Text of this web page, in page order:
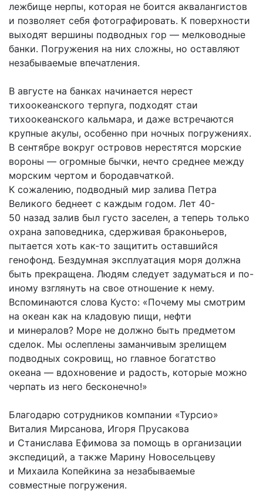
лежбище нерпы, которая не боится аквалангистов
и позволяет себя фотографировать. К поверхности
выходят вершины подводных гор — мелководные
банки. Погружения на них сложны, но оставляют
незабываемые впечатления.
В августе на банках начинается нерест
тихоокеанского терпуга, подходят стаи
тихоокеанского кальмара, и даже встречаются
крупные акулы, особенно при ночных погружениях.
В сентябре вокруг островов нерестятся морские
вороны — огромные бычки, нечто среднее между
морским чертом и бородавчаткой.
К сожалению, подводный мир залива Петра
Великого беднеет с каждым годом. Лет 40-
50 назад залив был густо заселен, а теперь только
охрана заповедника, сдерживая браконьеров,
пытается хоть как-то защитить оставшийся
генофонд. Бездумная эксплуатация моря должна
быть прекращена. Людям следует задуматься и по-
иному взглянуть на свое отношение к нему.
Вспоминаются слова Кусто: «Почему мы смотрим
на океан как на кладовую пищи, нефти
и минералов? Море не должно быть предметом
сделок. Мы ослеплены заманчивым зрелищем
подводных сокровищ, но главное богатство
океана — вдохновение и радость, которые можно
черпать из него бесконечно!»
Благодарю сотрудников компании «Турсио»
Виталия Мирсанова, Игоря Прусакова
и Станислава Ефимова за помощь в организации
экспедиций, а также Марину Новосельцеву
и Михаила Копейкина за незабываемые
совместные погружения.